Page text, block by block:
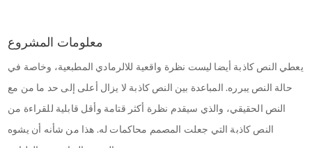
معلومات المشروع
يعطي النص كاذبة أيضا ليست نظرة واقعية للالرمادي المطبعية، وخاصة في
حالة النص يبرره. المباعدة بين النص كاذبة لا يزال أعلى إلى حد ما من مع
النص الحقيقي، والذي سيقدم نظرة أكثر قتامة وأقل قابلية للقراءة من
النص كاذبة التي جعلت المصمم محاكمات له. هذا من شأنه أن يشوه